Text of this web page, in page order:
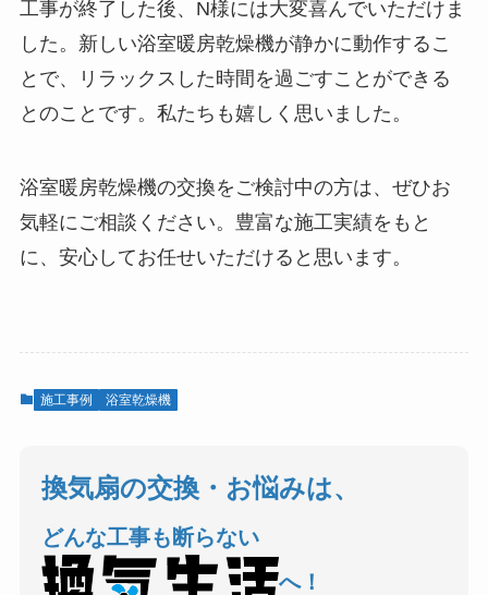
工事が終了した後、N様には大変喜んでいただけま
した。新しい浴室暖房乾燥機が静かに動作するこ
とで、リラックスした時間を過ごすことができる
とのことです。私たちも嬉しく思いました。
浴室暖房乾燥機の交換をご検討中の方は、ぜひお
気軽にご相談ください。豊富な施工実績をもと
に、安心してお任せいただけると思います。
施工事例 浴室乾燥機
換気扇の交換・お悩みは、
どんな工事も断らない
へ！